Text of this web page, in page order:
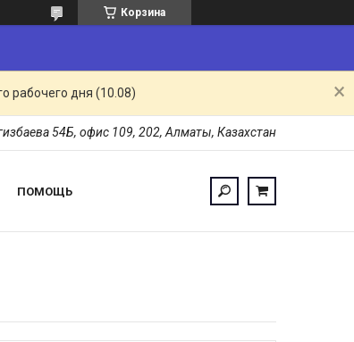
Корзина
рабочего дня (10.08)
54Б, офис 109, 202, Алматы, Казахстан
ПОМОЩЬ